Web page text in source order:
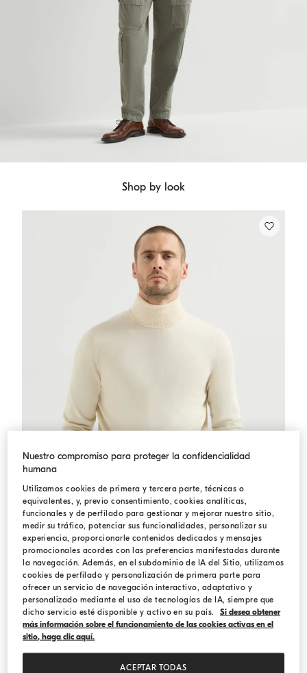
Shop by look
Jersey cuello alto de cachemir Mantequilla
Jersey cuello alto de cachemir
$ 2.450,00
4 COLORES
ESENCIALES
Nuestro compromiso para proteger la confidencialidad
humana
Utilizamos cookies de primera y tercera parte, técnicas o
equivalentes, y, previo consentimiento, cookies analíticas,
funcionales y de perfilado para gestionar y mejorar nuestro sitio,
medir su tráfico, potenciar sus funcionalidades, personalizar su
experiencia, proporcionarle contenidos dedicados y mensajes
promocionales acordes con las preferencias manifestadas durante
la navegación. Además, en el subdominio de IA del Sitio, utilizamos
cookies de perfilado y personalización de primera parte para
ofrecer un servicio de navegación interactivo, adaptativo y
personalizado mediante el uso de tecnologías de IA, siempre que
dicho servicio esté disponible y activo en su país.
Si desea obtener
más información sobre el funcionamiento de las cookies activas en el
sitio, haga clic aquí.
ACEPTAR TODAS